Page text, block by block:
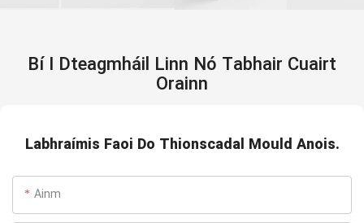
Bí I Dteagmháil Linn Nó Tabhair Cuairt
Orainn
Labhraímis Faoi Do Thionscadal Mould Anois.
Ainm